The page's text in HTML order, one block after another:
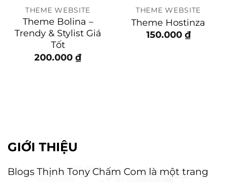
THEME WEBSITE
Theme Bolina –
Trendy & Stylist Giá
Tốt
200.000 ₫
THEME WEBSITE
Theme Hostinza
150.000 ₫
GIỚI THIỆU
Blogs Thịnh Tony Chấm Com là một trang